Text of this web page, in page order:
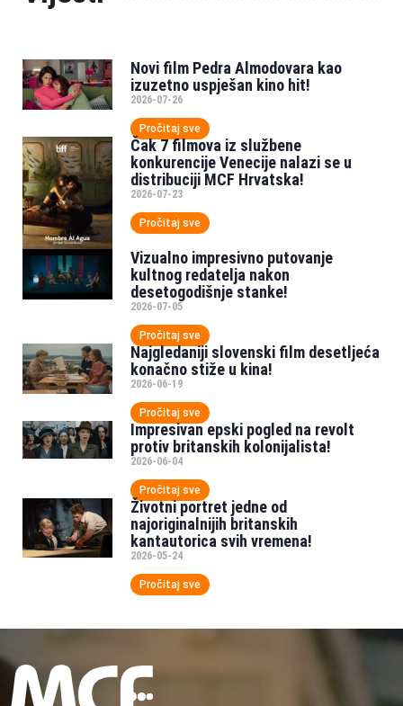
Novi film Pedra Almodovara kao
izuzetno uspješan kino hit!
2026-07-26
Pročitaj sve
Čak 7 filmova iz službene
konkurencije Venecije nalazi se u
distribuciji MCF Hrvatska!
2026-07-23
Pročitaj sve
Vizualno impresivno putovanje
kultnog redatelja nakon
desetogodišnje stanke!
2026-07-05
Pročitaj sve
Najgledaniji slovenski film desetljeća
konačno stiže u kina!
2026-06-19
Pročitaj sve
Impresivan epski pogled na revolt
protiv britanskih kolonijalista!
2026-06-04
Pročitaj sve
Životni portret jedne od
najoriginalnijih britanskih
kantautorica svih vremena!
2026-05-24
Pročitaj sve